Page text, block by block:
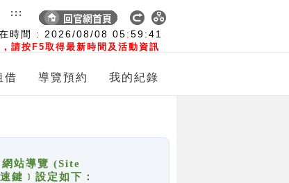
時間 : 2026/08/08 05:59:41
請按F5取得最新時間及活動資訊
:::
借 導覽預約 我的紀錄
站導覽 (Site
鍵﹞設定如下：